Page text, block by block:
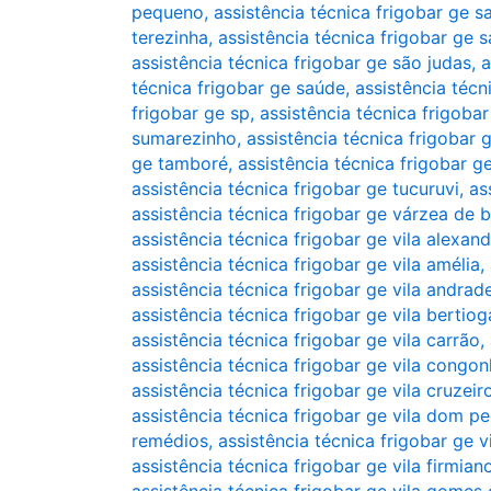
pequeno, assistência técnica frigobar ge
terezinha, assistência técnica frigobar ge
assistência técnica frigobar ge são judas,
técnica frigobar ge saúde, assistência
frigobar ge sp, assistência técnica
sumarezinho, assistência técnica frigobar
ge tamboré, assistência técnica frigobar
assistência técnica frigobar ge tucuruvi,
assistência técnica frigobar ge várzea de
assistência técnica frigobar ge vila
assistência técnica frigobar ge vila amélia,
assistência técnica frigobar ge vila
assistência técnica frigobar ge vila
assistência técnica frigobar ge vila carrão,
assistência técnica frigobar ge vila
assistência técnica frigobar ge vila
assistência técnica frigobar ge vila dom
remédios, assistência técnica frigobar ge
assistência técnica frigobar ge vila